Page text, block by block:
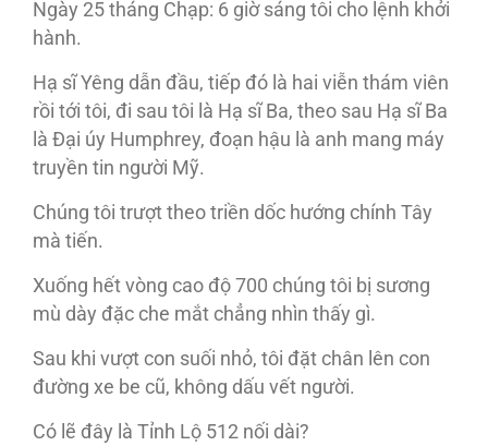
Ngày 25 tháng Chạp: 6 giờ sáng tôi cho lệnh khởi
hành.
Hạ sĩ Yêng dẫn đầu, tiếp đó là hai viễn thám viên
rồi tới tôi, đi sau tôi là Hạ sĩ Ba, theo sau Hạ sĩ Ba
là Đại úy Humphrey, đoạn hậu là anh mang máy
truyền tin người Mỹ.
Chúng tôi trượt theo triền dốc hướng chính Tây
mà tiến.
Xuống hết vòng cao độ 700 chúng tôi bị sương
mù dày đặc che mắt chẳng nhìn thấy gì.
Sau khi vượt con suối nhỏ, tôi đặt chân lên con
đường xe be cũ, không dấu vết người.
Có lẽ đây là Tỉnh Lộ 512 nối dài?